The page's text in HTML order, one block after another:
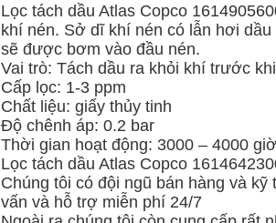
Lọc tách dầu Atlas Copco
khí nén. Sở dĩ khí nén có lẫn hơi
sẽ được bơm vào đầu nén.
Vai trò: Tách dầu ra khỏi khí trước
Cấp lọc: 1-3 ppm
Chất liệu: giấy thủy tinh
Độ chênh áp: 0.2 bar
Thời gian hoạt động: 3000 – 4000 giờ
Lọc tách dầu Atlas Copco
Chúng tôi có đội ngũ bán hàng và
vấn và hỗ trợ miễn phí 24/7